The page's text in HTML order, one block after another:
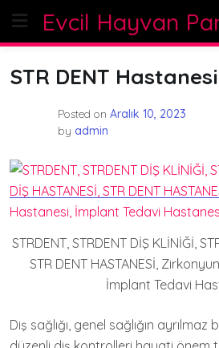
content
Evcil Hayvan
STR DENT Hastanesi
Posted on Aralık 10, 2023
by admin
STRDENT, STRDENT DİŞ KLİNİĞİ,
STR DENT HASTANESİ,
İmplant Tedavi
Diş sağlığı, genel sağlığın ayrılmaz